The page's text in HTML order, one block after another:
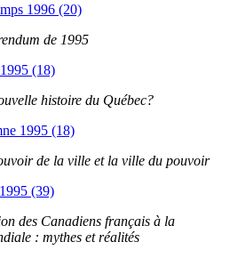
1996 (20)
de 1995
(18)
histoire du Québec?
1995 (18)
de la ville et la ville du pouvoir
(39)
des Canadiens français à la
: mythes et réalités